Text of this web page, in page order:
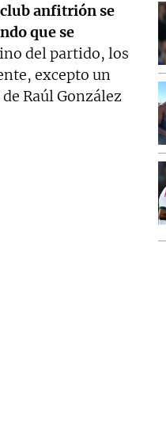
club anfitrión se
que se
del partido, los
excepto un
Raúl González